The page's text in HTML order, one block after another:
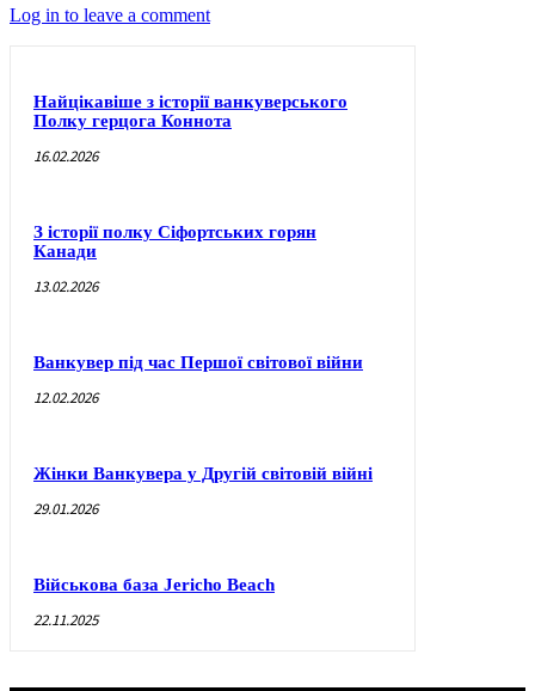
Log in to leave a comment
Найцікавіше з історії ванкуверського
Полку герцога Коннота
16.02.2026
З історії полку Сіфортських горян
Канади
13.02.2026
Ванкувер під час Першої світової війни
12.02.2026
Жінки Ванкувера у Другій світовій війні
29.01.2026
Військова база Jericho Beach
22.11.2025